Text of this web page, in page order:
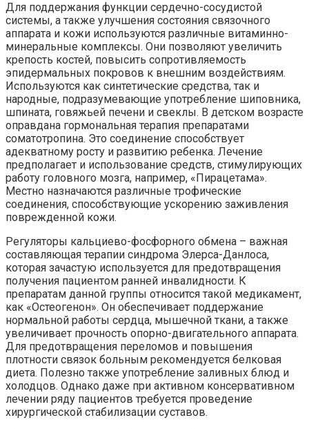
Для поддержания функции сердечно-сосудистой
системы, а также улучшения состояния связочного
аппарата и кожи используются различные витаминно-
минеральные комплексы. Они позволяют увеличить
крепость костей, повысить сопротивляемость
эпидермальных покровов к внешним воздействиям.
Используются как синтетические средства, так и
народные, подразумевающие употребление шиповника,
шпината, говяжьей печени и свеклы. В детском возрасте
оправдана гормональная терапия препаратами
соматотропина. Это соединение способствует
адекватному росту и развитию ребенка. Лечение
предполагает и использование средств, стимулирующих
работу головного мозга, например, «Пирацетама».
Местно назначаются различные трофические
соединения, способствующие ускорению заживления
поврежденной кожи.
Регуляторы кальциево-фосфорного обмена – важная
составляющая терапии синдрома Элерса-Данлоса,
которая зачастую используется для предотвращения
получения пациентом ранней инвалидности. К
препаратам данной группы относится такой медикамент,
как «Остеогенон». Он обеспечивает поддержание
нормальной работы сердца, мышечной ткани, а также
увеличивает прочность опорно-двигательного аппарата.
Для предотвращения переломов и повышения
плотности связок больным рекомендуется белковая
диета. Полезно также употребление заливных блюд и
холодцов. Однако даже при активном консервативном
лечении ряду пациентов требуется проведение
хирургической стабилизации суставов.